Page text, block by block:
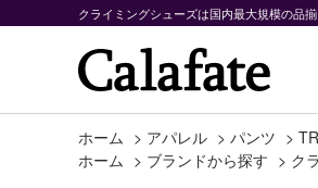
クライミングシューズは国内最大規模の品
ホーム > アパレル > パンツ >
ホーム > ブランドから探す > ク